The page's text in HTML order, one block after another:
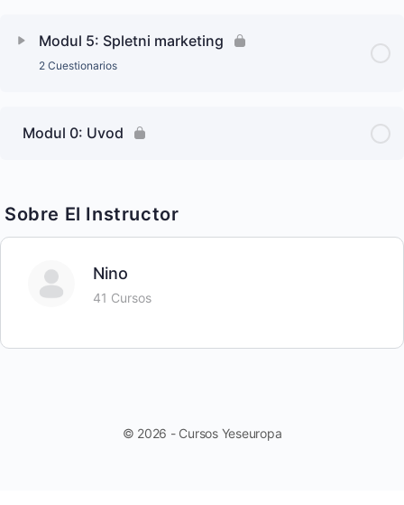
Modul 5: Spletni marketing
2 Cuestionarios
Modul 0: Uvod
Sobre El Instructor
Nino
41 Cursos
© 2026 - Cursos Yeseuropa